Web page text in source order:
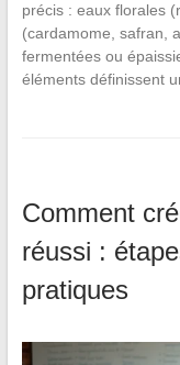
précis : eaux florales
(cardamome, safran,
fermentées ou
éléments définissent
Comment
réussi :
pratiques